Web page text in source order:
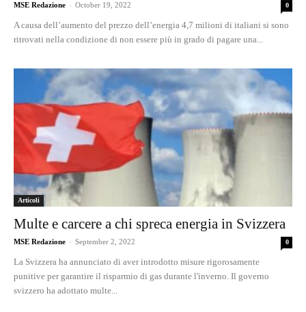
MSE Redazione - October 19, 2022 0
A causa dell’aumento del prezzo dell’energia 4,7 milioni di italiani si sono
ritrovati nella condizione di non essere più in grado di pagare una...
Articoli
Multe e carcere a chi spreca energia in Svizzera
MSE Redazione - September 2, 2022 0
La Svizzera ha annunciato di aver introdotto misure rigorosamente
punitive per garantire il risparmio di gas durante l'inverno. Il governo
svizzero ha adottato multe...